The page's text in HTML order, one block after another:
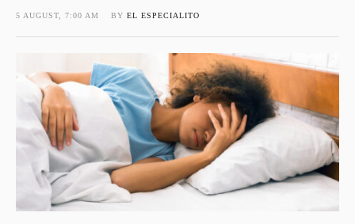
5 AUGUST, 7:00 AM BY EL ESPECIALITO